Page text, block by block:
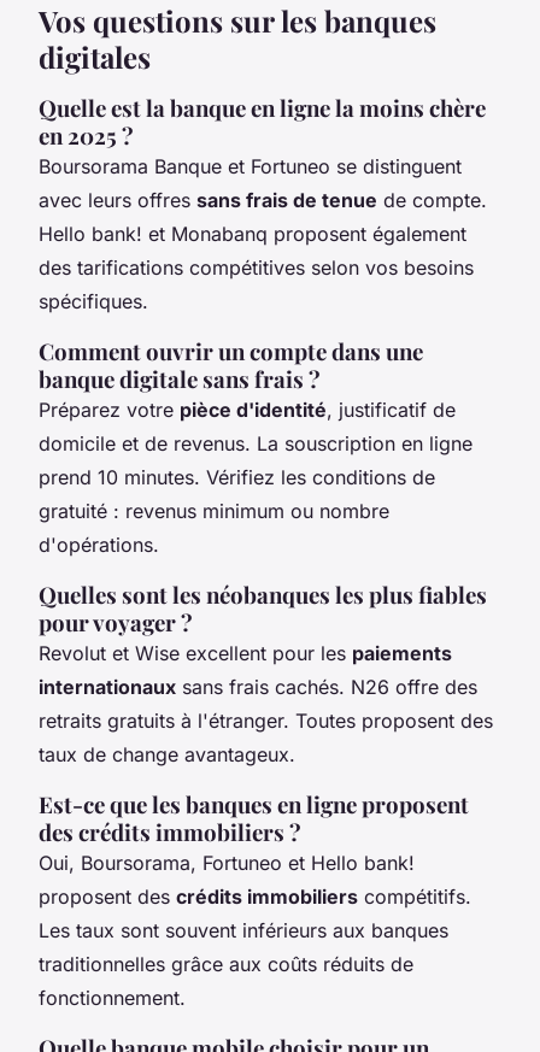
Vos questions sur les banques
digitales
Quelle est la banque en ligne la moins chère
en 2025 ?
Boursorama Banque et Fortuneo se distinguent
avec leurs offres sans frais de tenue de compte.
Hello bank! et Monabanq proposent également
des tarifications compétitives selon vos besoins
spécifiques.
Comment ouvrir un compte dans une
banque digitale sans frais ?
Préparez votre pièce d'identité, justificatif de
domicile et de revenus. La souscription en ligne
prend 10 minutes. Vérifiez les conditions de
gratuité : revenus minimum ou nombre
d'opérations.
Quelles sont les néobanques les plus fiables
pour voyager ?
Revolut et Wise excellent pour les paiements
internationaux sans frais cachés. N26 offre des
retraits gratuits à l'étranger. Toutes proposent des
taux de change avantageux.
Est-ce que les banques en ligne proposent
des crédits immobiliers ?
Oui, Boursorama, Fortuneo et Hello bank!
proposent des crédits immobiliers compétitifs.
Les taux sont souvent inférieurs aux banques
traditionnelles grâce aux coûts réduits de
fonctionnement.